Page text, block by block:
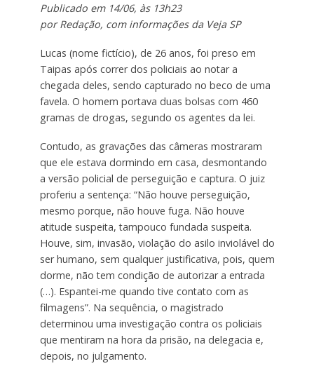
Publicado em 14/06, às 13h23
por Redação, com informações da Veja SP
Lucas (nome fictício), de 26 anos, foi preso em
Taipas após correr dos policiais ao notar a
chegada deles, sendo capturado no beco de uma
favela. O homem portava duas bolsas com 460
gramas de drogas, segundo os agentes da lei.
Contudo, as gravações das câmeras mostraram
que ele estava dormindo em casa, desmontando
a versão policial de perseguição e captura. O juiz
proferiu a sentença: “Não houve perseguição,
mesmo porque, não houve fuga. Não houve
atitude suspeita, tampouco fundada suspeita.
Houve, sim, invasão, violação do asilo inviolável do
ser humano, sem qualquer justificativa, pois, quem
dorme, não tem condição de autorizar a entrada
(…). Espantei-me quando tive contato com as
filmagens”. Na sequência, o magistrado
determinou uma investigação contra os policiais
que mentiram na hora da prisão, na delegacia e,
depois, no julgamento.